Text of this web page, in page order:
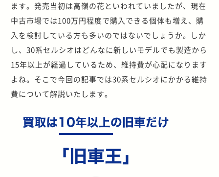
ます。発売当初は高嶺の花といわれていましたが、現在
中古市場では100万円程度で購入できる個体も増え、購
入を検討している方も多いのではないでしょうか。しか
し、30系セルシオはどんなに新しいモデルでも製造から
15年以上が経過しているため、維持費が心配になります
よね。そこで今回の記事では30系セルシオにかかる維持
費について解説いたします。